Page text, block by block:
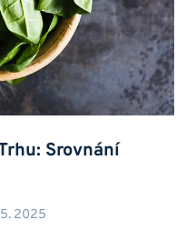
Srovnání
2025